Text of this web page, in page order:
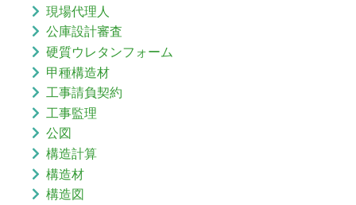
現場代理人
公庫設計審査
硬質ウレタンフォーム
甲種構造材
工事請負契約
工事監理
公図
構造計算
構造材
構造図